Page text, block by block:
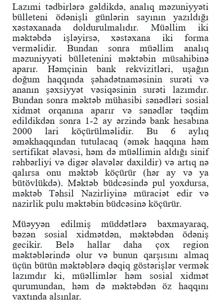
Lazımi tədbirlərə gəldikdə, analıq məzuniyyəti
bülleteni ödənişli günlərin sayının yazıldığı
xəstəxanada doldurulmalıdır. Müəllim iki
məktəbdə işləyirsə, xəstəxana iki forma
verməlidir. Bundan sonra müəllim analıq
məzuniyyəti bülletenini məktəbin müsahibinə
aparır. Həmçinin bank rekvizitləri, uşağın
doğum haqqında şəhadətnaməsinin surəti və
ananın şəxsiyyət vəsiqəsinin surəti lazımdır.
Bundan sonra məktəb mühasibi sənədləri sosial
xidmət orqanına aparır və sənədlər təqdim
edildikdən sonra 1-2 ay ərzində bank hesabına
2000 lari köçürülməlidir. Bu 6 aylıq
əməkhaqqından tutulacaq (əmək haqqına həm
sertifikat əlavəsi, həm də müəllimin aldığı sinif
rəhbərliyi və digər əlavələr daxildir) və artıq nə
qalırsa onu məktəb köçürür (hər ay və ya
bütövlükdə). Məktəb büdcəsində pul yoxdursa,
məktəb Təhsil Nazirliyinə müraciət edir və
nazirlik pulu məktəbin büdcəsinə köçürür.
Müəyyən edilmiş müddətlərə baxmayaraq,
bəzən sosial xidmətdən, məktəbdən ödəniş
gecikir. Belə hallar daha çox region
məktəblərində olur və bunun qarşısını almaq
üçün bütün məktəblərə dəqiq göstərişlər vermək
lazımdır ki, müəllimlər həm sosial xidmət
qurumundan, həm də məktəbdən öz haqqını
vaxtında alsınlar.